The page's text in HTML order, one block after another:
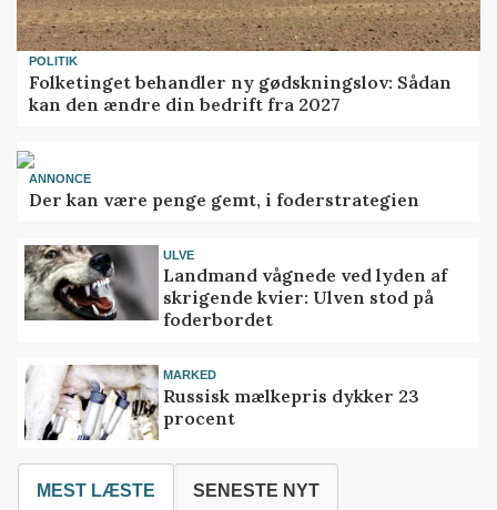
POLITIK
Folketinget behandler ny gødskningslov: Sådan
kan den ændre din bedrift fra 2027
ANNONCE
Der kan være penge gemt, i foderstrategien
ULVE
Landmand vågnede ved lyden af
skrigende kvier: Ulven stod på
foderbordet
MARKED
Russisk mælkepris dykker 23
procent
MEST LÆSTE SENESTE NYT